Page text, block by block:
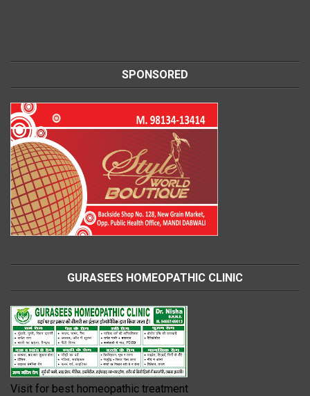
SPONSORED
GURASEES HOMEOPATHIC CLINIC
Visit for best homeopathic treatment